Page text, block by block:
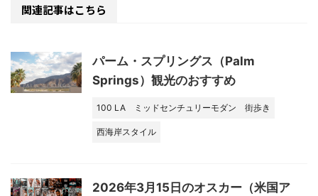
関連記事はこちら
パーム・スプリングス（Palm
Springs）観光のおすすめ
100 LA ミッドセンチュリーモダン 街歩き
西海岸スタイル
2026年3月15日のオスカー（米国ア